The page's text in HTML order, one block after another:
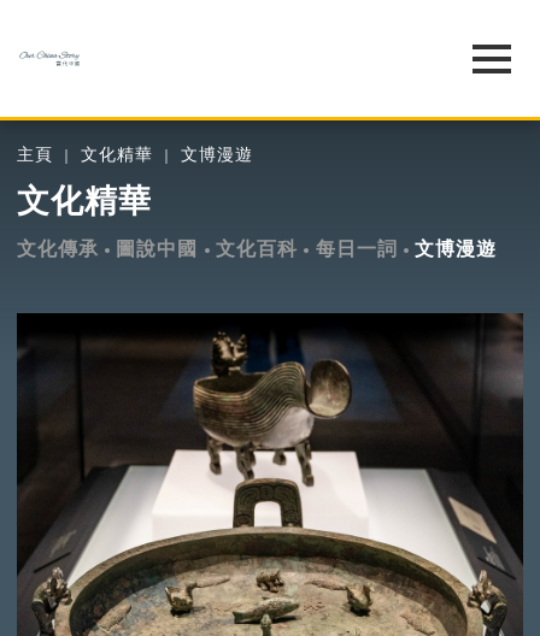
主頁 文化精華 文博漫遊
文化精華
文化傳承 圖說中國 文化百科 每日一詞 文博漫遊